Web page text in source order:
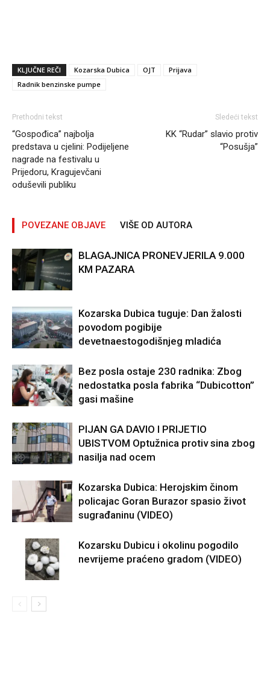
KLJUČNE REČI Kozarska Dubica OJT
Prijava
Radnik benzinske pumpe
Prethodni tekst
“Gospođica” najbolja
predstava u cjelini: Podijeljene
nagrade na festivalu u
Prijedoru, Kragujevčani
oduševili publiku
Sledeći tekst
KK “Rudar” slavio protiv
“Posušja”
POVEZANE OBJAVE VIŠE OD AUTORA
BLAGAJNICA PRONEVJERILA 9.000
KM PAZARA
Kozarska Dubica tuguje: Dan žalosti
povodom pogibije
devetnaestogodišnjeg mladića
Bez posla ostaje 230 radnika: Zbog
nedostatka posla fabrika “Dubicotton”
gasi mašine
PIJAN GA DAVIO I PRIJETIO
UBISTVOM Optužnica protiv sina zbog
nasilja nad ocem
Kozarska Dubica: Herojskim činom
policajac Goran Burazor spasio život
sugrađaninu (VIDEO)
Kozarsku Dubicu i okolinu pogodilo
nevrijeme praćeno gradom (VIDEO)